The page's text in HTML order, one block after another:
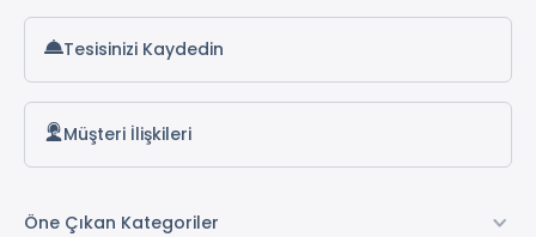
Tesisinizi Kaydedin
Müşteri İlişkileri
Öne Çıkan Kategoriler